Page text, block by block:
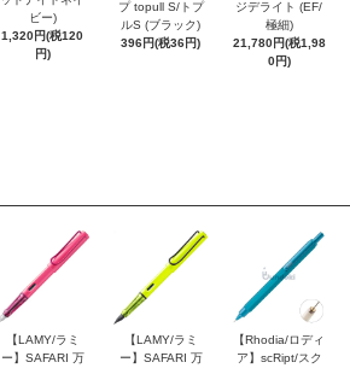
ビー)
1,320円(税120
円)
プ topull S/トプ
ルS (ブラック)
396円(税36円)
ジデライト (EF/
極細)
21,780円(税1,98
0円)
【LAMY/ラミ
ー】SAFARI 万
【LAMY/ラミ
ー】SAFARI 万
【Rhodia/ロディ
ア】scRipt/スク